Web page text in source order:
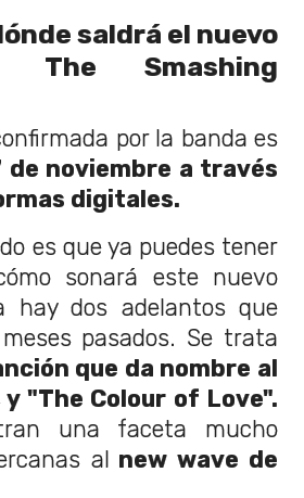
saldrá el nuevo
The Smashing
por la banda es
de noviembre a través
digitales.
es que ya puedes tener
sonará este nuevo
hay dos adelantos que
pasados. Se trata
que da nombre al
y "The Colour of Love".
una faceta mucho
al new wave de